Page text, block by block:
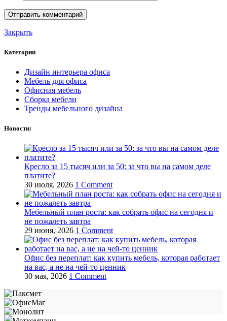
Закрыть
Категории
Дизайн интерьера офиса
Мебель для офиса
Офисная мебель
Сборка мебели
Тренды мебельного дизайна
Новости:
Кресло за 15 тысяч или за 50: за что вы на самом деле
платите?
30 июля, 2026 1 Comment
Мебельный план роста: как собрать офис на сегодня и
не пожалеть завтра
29 июня, 2026 1 Comment
Офис без переплат: как купить мебель, которая работает
на вас, а не на чей‑то ценник
30 мая, 2026 1 Comment